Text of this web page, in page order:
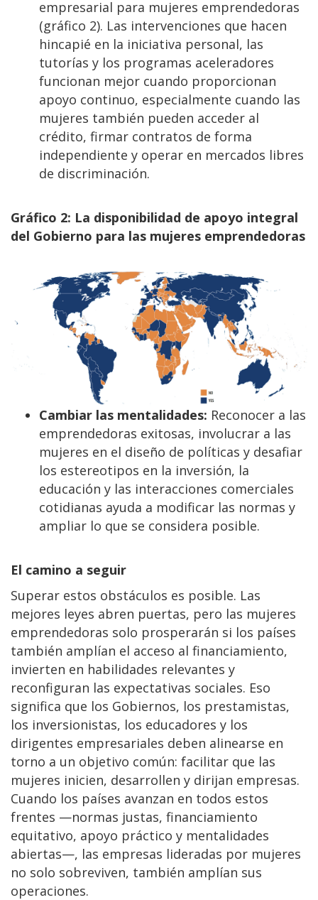
empresarial para mujeres emprendedoras
(gráfico 2). Las intervenciones que hacen
hincapié en la iniciativa personal, las
tutorías y los programas aceleradores
funcionan mejor cuando proporcionan
apoyo continuo, especialmente cuando las
mujeres también pueden acceder al
crédito, firmar contratos de forma
independiente y operar en mercados libres
de discriminación.
Gráfico 2: La disponibilidad de apoyo integral
del Gobierno para las mujeres emprendedoras
Cambiar las mentalidades: Reconocer a las
emprendedoras exitosas, involucrar a las
mujeres en el diseño de políticas y desafiar
los estereotipos en la inversión, la
educación y las interacciones comerciales
cotidianas ayuda a modificar las normas y
ampliar lo que se considera posible.
El camino a seguir
Superar estos obstáculos es posible. Las
mejores leyes abren puertas, pero las mujeres
emprendedoras solo prosperarán si los países
también amplían el acceso al financiamiento,
invierten en habilidades relevantes y
reconfiguran las expectativas sociales. Eso
significa que los Gobiernos, los prestamistas,
los inversionistas, los educadores y los
dirigentes empresariales deben alinearse en
torno a un objetivo común: facilitar que las
mujeres inicien, desarrollen y dirijan empresas.
Cuando los países avanzan en todos estos
frentes —normas justas, financiamiento
equitativo, apoyo práctico y mentalidades
abiertas—, las empresas lideradas por mujeres
no solo sobreviven, también amplían sus
operaciones.